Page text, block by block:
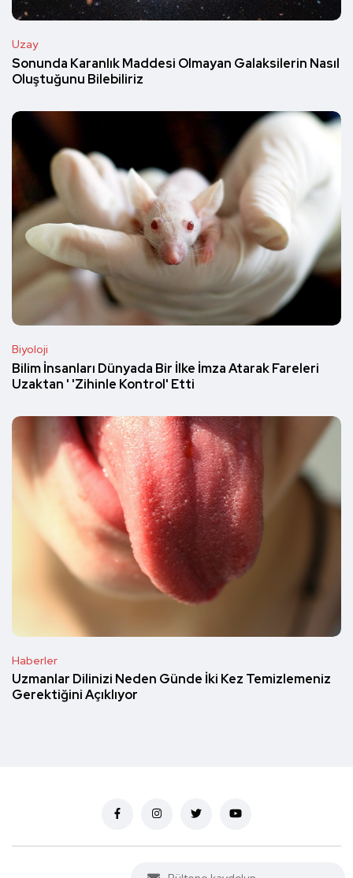
Uzay
Sonunda Karanlık Maddesi Olmayan Galaksilerin Nasıl
Oluştuğunu Bilebiliriz
Biyoloji
Bilim İnsanları Dünyada Bir İlke İmza Atarak Fareleri
Uzaktan ' 'Zihinle Kontrol' Etti
Haberler
Uzmanlar Dilinizi Neden Günde İki Kez Temizlemeniz
Gerektiğini Açıklıyor